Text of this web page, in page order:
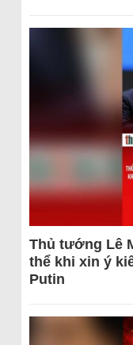
Thủ tướng Lê
thể khi xin ý
Putin